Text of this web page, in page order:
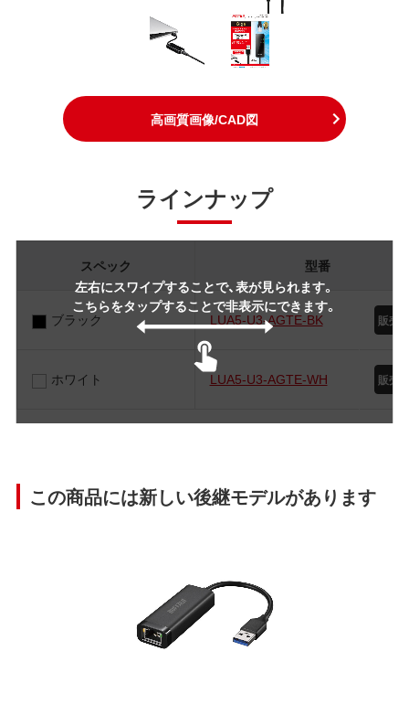
高画質画像/CAD図
ラインナップ
左右にスワイプすることで、表が見られます。
こちらをタップすることで非表示にできます。
スペック 型番
ブラック LUA5-U3-AGTE-BK
ホワイト LUA5-U3-AGTE-WH
この商品には新しい後継モデルがあります